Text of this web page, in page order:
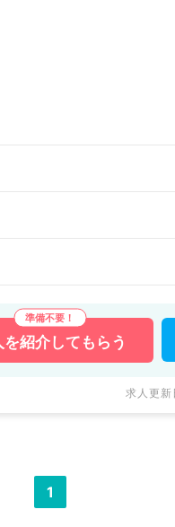
を紹介してもらう
求人更
1